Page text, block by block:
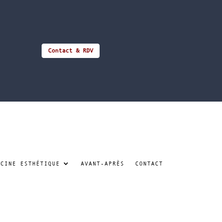
Contact & RDV
ESTHÉTIQUE AVANT-APRÈS CONTACT